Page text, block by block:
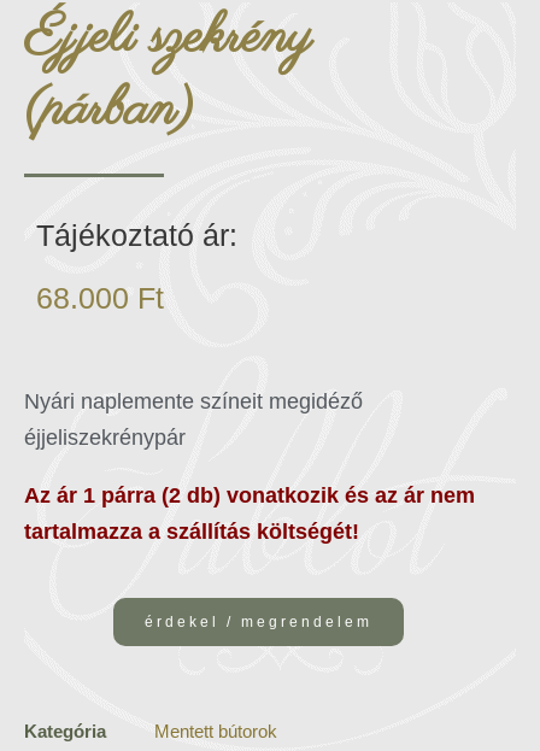
Éjjeli szekrény
(párban)
Tájékoztató ár:
68.000 Ft
Nyári naplemente színeit megidéző
éjjeliszekrénypár
Az ár 1 párra (2 db) vonatkozik és az ár nem
tartalmazza a szállítás költségét!
érdekel / megrendelem
Kategória Mentett bútorok